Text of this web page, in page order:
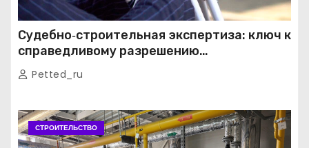
Судебно‑строительная экспертиза: ключ к
справедливому разрешению
строительных споров
Petted_ru
СТРОИТЕЛЬСТВО